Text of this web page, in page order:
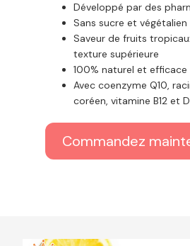
Développé par des
Sans sucre et végétalien
Saveur de fruits
texture supérieure
100% naturel et efficace
Avec coenzyme Q10,
coréen, vitamine B12 et
Commandez